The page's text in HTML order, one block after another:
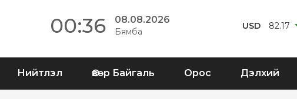
00:36 08.08.2026
Бямба
USD 82.17
Нийтлэл Өвөр Байгаль Орос Дэлхий